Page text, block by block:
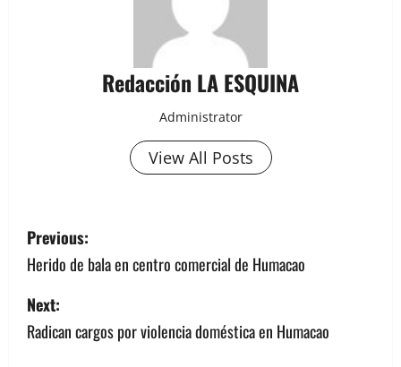
Redacción LA ESQUINA
Administrator
View All Posts
P
o
s
t
Previous:
Herido de bala en centro comercial de Humacao
Next:
Radican cargos por violencia doméstica en Humacao